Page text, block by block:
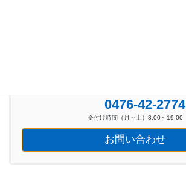
0476-42-2774
受付け時間（月～土）8:00～19:00
お問い合わせ